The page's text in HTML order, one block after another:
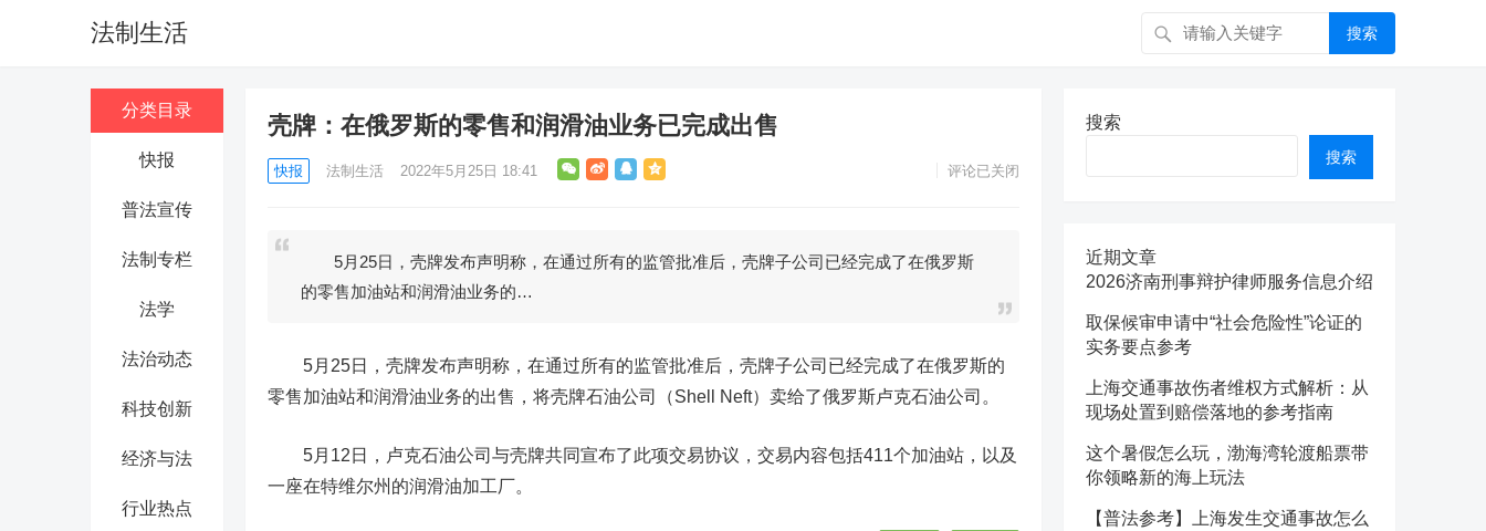
法制生活 搜索
分类目录
快报
普法宣传
法制专栏
法学
法治动态
科技创新
经济与法
行业热点
壳牌：在俄罗斯的零售和润滑油业务已完成出售
快报 法制生活 2022年5月25日 18:41 评论已关闭
5月25日，壳牌发布声明称，在通过所有的监管批准后，壳牌子公司已经完成了在俄罗斯
的零售加油站和润滑油业务的…
5月25日，壳牌发布声明称，在通过所有的监管批准后，壳牌子公司已经完成了在俄罗斯的
零售加油站和润滑油业务的出售，将壳牌石油公司（Shell Neft）卖给了俄罗斯卢克石油公司。
5月12日，卢克石油公司与壳牌共同宣布了此项交易协议，交易内容包括411个加油站，以及
一座在特维尔州的润滑油加工厂。
搜索
搜索
近期文章
2026济南刑事辩护律师服务信息介绍
取保候审申请中“社会危险性”论证的
实务要点参考
上海交通事故伤者维权方式解析：从
现场处置到赔偿落地的参考指南
这个暑假怎么玩，渤海湾轮渡船票带
你领略新的海上玩法
【普法参考】上海发生交通事故怎么